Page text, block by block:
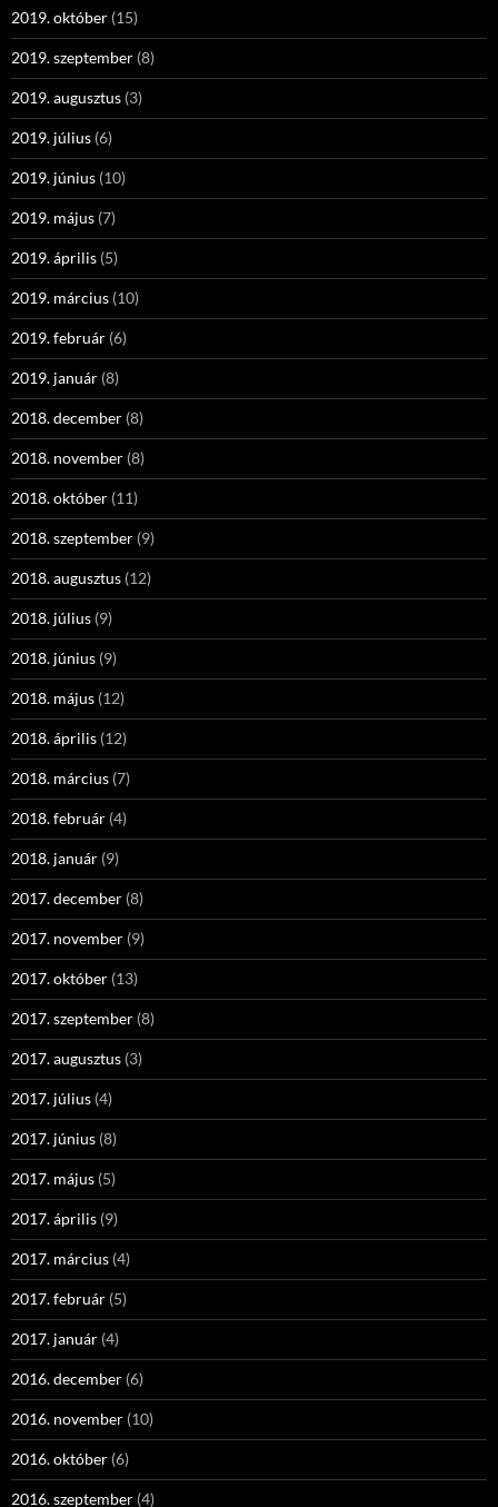
2019. október (15)
2019. szeptember (8)
2019. augusztus (3)
2019. július (6)
2019. június (10)
2019. május (7)
2019. április (5)
2019. március (10)
2019. február (6)
2019. január (8)
2018. december (8)
2018. november (8)
2018. október (11)
2018. szeptember (9)
2018. augusztus (12)
2018. július (9)
2018. június (9)
2018. május (12)
2018. április (12)
2018. március (7)
2018. február (4)
2018. január (9)
2017. december (8)
2017. november (9)
2017. október (13)
2017. szeptember (8)
2017. augusztus (3)
2017. július (4)
2017. június (8)
2017. május (5)
2017. április (9)
2017. március (4)
2017. február (5)
2017. január (4)
2016. december (6)
2016. november (10)
2016. október (6)
2016. szeptember (4)